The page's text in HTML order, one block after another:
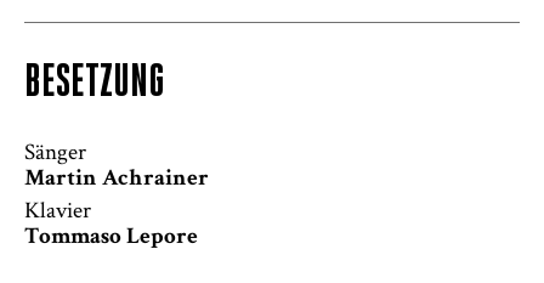
BESETZUNG
Sänger
Martin Achrainer
Klavier
Tommaso Lepore